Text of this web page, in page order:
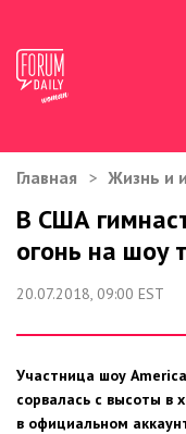
ИММИГРАЦИЯ В США
ЗНАМЕНИТОСТИ
ЗДОРОВЬЕ И
Главная Жизнь и
В США
огонь на шоу
20.07.2018, 09:00 EST
Участница шоу
сорвалась с высоты в
в официальном